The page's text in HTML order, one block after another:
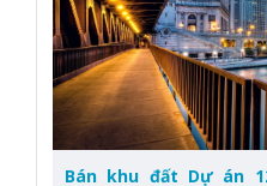
Bán khu đất Dự án